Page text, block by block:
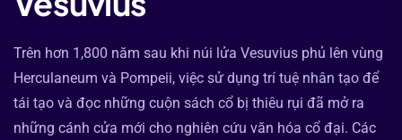
Trên hơn 1,800 năm sau khi núi lửa Vesuvius phủ lên vùng
Herculaneum và Pompeii, việc sử dụng trí tuệ nhân tạo để
tái tạo và đọc những cuộn sách cổ bị thiêu rụi đã mở ra
những cánh cửa mới cho nghiên cứu văn hóa cổ đại. Các